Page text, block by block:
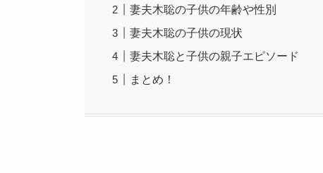
妻夫木聡の子供の年齢や性別
妻夫木聡の子供の現状
妻夫木聡と子供の親子エピソード
まとめ！